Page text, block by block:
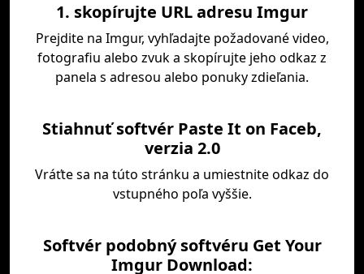
1. skopírujte URL adresu Imgur
Prejdite na Imgur, vyhľadajte požadované video,
fotografiu alebo zvuk a skopírujte jeho odkaz z
panela s adresou alebo ponuky zdieľania.
Stiahnuť softvér Paste It on Faceb,
verzia 2.0
Vráťte sa na túto stránku a umiestnite odkaz do
vstupného poľa vyššie.
Softvér podobný softvéru Get Your
Imgur Download: